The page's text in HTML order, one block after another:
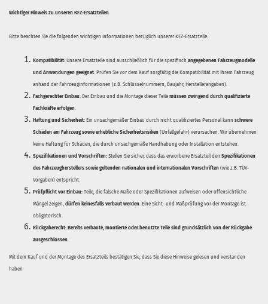
Wichtiger Hinweis zu unseren KFZ-Ersatzteilen
Bitte beachten Sie die folgenden wichtigen Informationen bezüglich unserer KFZ-Ersatzteile:
Kompatibilität: Unsere Ersatzteile sind ausschließlich für die spezifisch angegebenen Fahrzeugmodelle
und Anwendungen geeignet. Prüfen Sie vor dem Kauf sorgfältig die Kompatibilität mit Ihrem Fahrzeug
anhand der Fahrzeuginformationen (z.B. Schlüsselnummern, Baujahr, Herstellerangaben).
Fachgerechter Einbau: Der Einbau und die Montage dieser Teile müssen zwingend durch qualifizierte
Fachkräfte erfolgen.
Haftung und Sicherheit: Ein unsachgemäßer Einbau durch nicht qualifiziertes Personal kann schwere
Schäden am Fahrzeug sowie erhebliche Sicherheitsrisiken (Unfallgefahr) verursachen. Wir übernehmen
keine Haftung für Schäden, die durch unsachgemäße Handhabung oder Installation entstehen.
Spezifikationen und Vorschriften: Stellen Sie sicher, dass das erworbene Ersatzteil den Spezifikationen
des Fahrzeugherstellers sowie geltenden nationalen und internationalen Vorschriften (wie z.B. TÜV-
Vorgaben) entspricht.
Prüfpflicht vor Einbau: Teile, die falsche Maße oder Spezifikationen aufweisen oder offensichtliche
Mängel zeigen, dürfen keinesfalls verbaut werden. Eine Sicht- und Maßprüfung vor der Montage ist
obligatorisch.
Rückgaberecht: Bereits verbaute, montierte oder benutzte Teile sind grundsätzlich von der Rückgabe
ausgeschlossen.
Mit dem Kauf und der Montage des Ersatzteils bestätigen Sie, dass Sie diese Hinweise gelesen und verstanden
haben